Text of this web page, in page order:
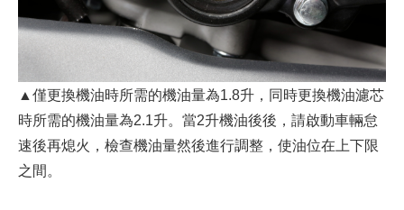
▲僅更換機油時所需的機油量為1.8升，同時更換機油濾芯
時所需的機油量為2.1升。當2升機油後後，請啟動車輛怠
速後再熄火，檢查機油量然後進行調整，使油位在上下限
之間。